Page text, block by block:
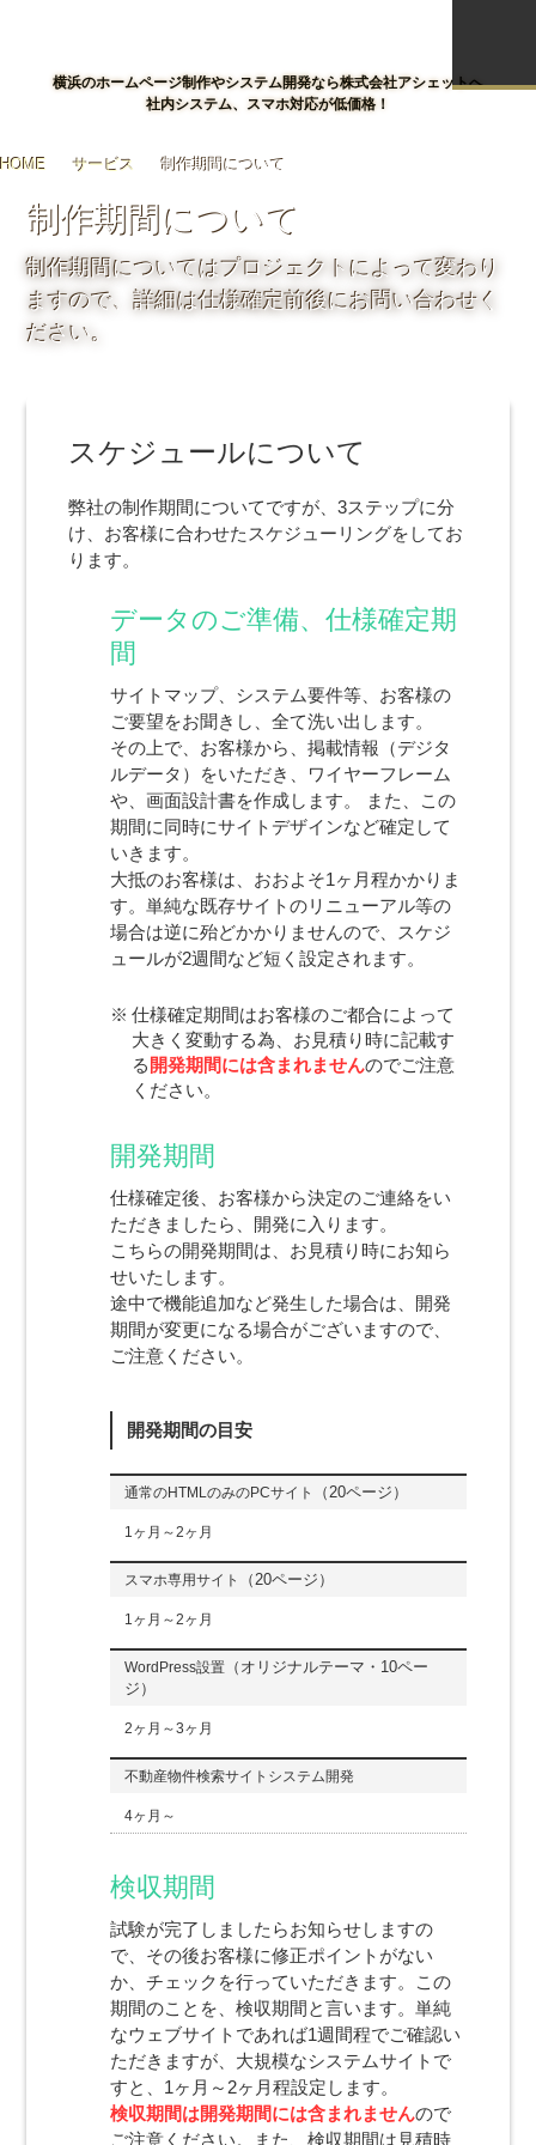
横浜のホームページ制作やシステム開発なら株式会社アシェットへ
社内システム、スマホ対応が低価格！
HOME サービス 制作期間について
制作期間について
制作期間についてはプロジェクトによって変わり
ますので、詳細は仕様確定前後にお問い合わせく
ださい。
スケジュールについて
弊社の制作期間についてですが、3ステップに分
け、お客様に合わせたスケジューリングをしてお
ります。
データのご準備、仕様確定期
間
サイトマップ、システム要件等、お客様の
ご要望をお聞きし、全て洗い出します。
その上で、お客様から、掲載情報（デジタ
ルデータ）をいただき、ワイヤーフレーム
や、画面設計書を作成します。 また、この
期間に同時にサイトデザインなど確定して
いきます。
大抵のお客様は、おおよそ1ヶ月程かかりま
す。単純な既存サイトのリニューアル等の
場合は逆に殆どかかりませんので、スケジ
ュールが2週間など短く設定されます。
仕様確定期間はお客様のご都合によって
大きく変動する為、お見積り時に記載す
る 開発期間には含まれませんのでご注意
ください。
開発期間
仕様確定後、お客様から決定のご連絡をい
ただきましたら、開発に入ります。
こちらの開発期間は、お見積り時にお知ら
せいたします。
途中で機能追加など発生した場合は、開発
期間が変更になる場合がございますので、
ご注意ください。
開発期間の目安
通常のHTMLのみのPCサイト （20ページ）
1ヶ月～2ヶ月
スマホ専用サイト （20ページ）
1ヶ月～2ヶ月
WordPress設置 （オリジナルテーマ・10ペー
ジ）
2ヶ月～3ヶ月
不動産物件検索サイトシステム開発
4ヶ月～
検収期間
試験が完了しましたらお知らせしますの
で、その後お客様に修正ポイントがない
か、チェックを行っていただきます。この
期間のことを、検収期間と言います。単純
なウェブサイトであれば1週間程でご確認い
ただきますが、大規模なシステムサイトで
すと、1ヶ月～2ヶ月程設定します。
検収期間は開発期間には含まれませんので
ご注意ください。また、検収期間は見積時